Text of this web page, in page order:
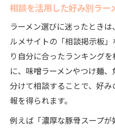
相談を活用した好み別ラー
ラーメン選びに迷ったとき
ルメサイトの「相談掲示板
り自分に合ったランキング
に、味噌ラーメンやつけ麺
分けて相談することで、好
報を得られます。
例えば「濃厚な豚骨スープ